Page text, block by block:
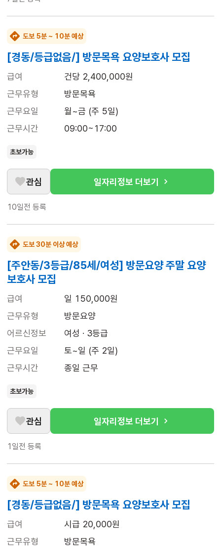
도보 5분 ~ 10분 예상
[경동/등급없음/] 방문목욕 요양보호사 모집
급여
건당 2,400,000원
근무유형
방문목욕
근무요일
월~금 (주 5일)
근무시간
09:00~17:00
초보가능
관심 일자리정보 더보기
10일전 등록
도보 30분 이상 예상
[주안동/3등급/85세/여성] 방문요양 주말 요양
보호사 모집
급여
일 150,000원
근무유형
방문요양
어르신정보
여성 · 3등급
근무요일
토~일 (주 2일)
근무시간
종일 근무
초보가능
관심 일자리정보 더보기
1일전 등록
도보 5분 ~ 10분 예상
[경동/등급없음/] 방문목욕 요양보호사 모집
급여
시급 20,000원
근무유형
방문목욕